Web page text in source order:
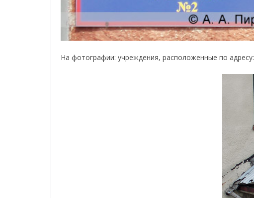
На фотографии: учреждения, расположенные по адресу: